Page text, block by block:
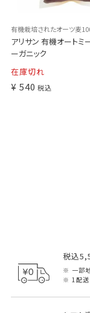
有機栽培されたオーツ麦
アリサン 有機オートミ
ーガニック
在庫切れ
¥ 540 税込
税込
一部
1配